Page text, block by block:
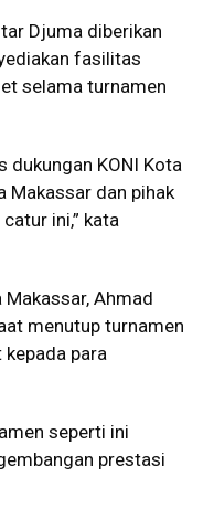
Djuma diberikan
fasilitas
selama turnamen
dukungan KONI Kota
Makassar dan pihak
ini,” kata
Makassar, Ahmad
menutup turnamen
para
seperti ini
prestasi